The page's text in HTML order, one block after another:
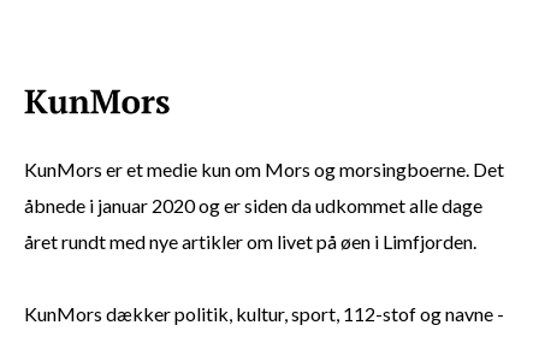
KunMors er et medie kun om Mors og morsingboerne. Det
åbnede i januar 2020 og er siden da udkommet alle dage
året rundt med nye artikler om livet på øen i Limfjorden.
KunMors dækker politik, kultur, sport, 112-stof og navne -